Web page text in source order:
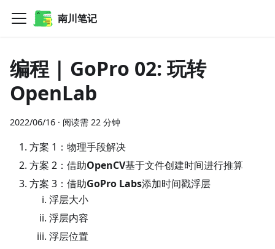
南川笔记
编程 | GoPro 02: 玩转
OpenLab
2022/06/16 · 阅读需 22 分钟
方案 1：物理手段解决
方案 2：借助OpenCV基于文件创建时间进行推算
方案 3：借助GoPro Labs添加时间戳浮层
浮层大小
浮层内容
浮层位置